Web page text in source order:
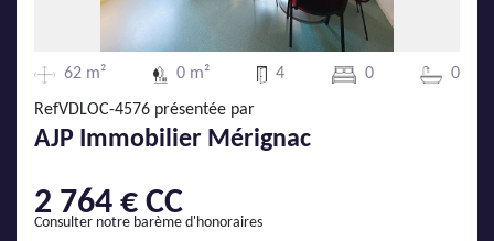
DEVENIR FRANCHISÉ
AJP Recrute
AJP Actualités
Service Qualité Clients
62 m² 0 m² 4 0 0
RefVDLOC-4576 présentée par
AJP Immobilier Mérignac
2 764 € CC
Consulter notre barème d'honoraires